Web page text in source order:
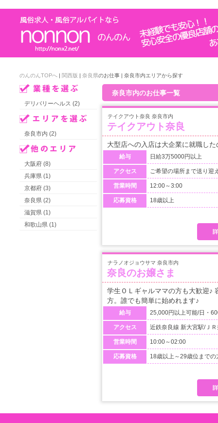
のんのんTOPへ | 関西版 | 奈良県のお仕事 | 奈良市内エリアから探す
奈良市内のお仕事一覧
テイクアウト奈良 奈良市内
テイクアウト奈良
大型店への入店は大企業に就職し
給与 日給3万5000円以上
アクセス ご希望の場所まで送り迎
営業時間 12:00～3:00
応募資格 18歳以上
ナラノオジョウサマ 奈良市内
奈良のお嬢さま
学生ＯＬギャルママの方も大歓迎♪
方。誰でも簡単に始めれます♪
給与 25,000円以上可能/日・
アクセス 近鉄奈良線 新大宮駅/Ｊ
営業時間 10:00～02:00
応募資格 18歳以上～29歳位までの
デリバリーヘルス (2)
奈良市内 (2)
大阪府 (8)
兵庫県 (1)
京都府 (3)
奈良県 (2)
滋賀県 (1)
和歌山県 (1)